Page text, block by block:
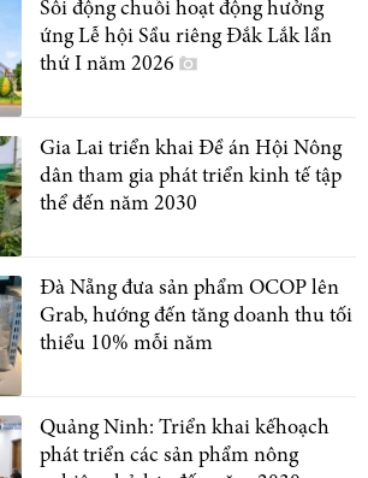
Sôi động chuỗi hoạt động hưởng
ứng Lễ hội Sầu riêng Đắk Lắk lần
thứ I năm 2026
Gia Lai triển khai Đề án Hội Nông
dân tham gia phát triển kinh tế tập
thể đến năm 2030
Đà Nẵng đưa sản phẩm OCOP lên
Grab, hướng đến tăng doanh thu tối
thiểu 10% mỗi năm
Quảng Ninh: Triển khai kếhoạch
phát triển các sản phẩm nông